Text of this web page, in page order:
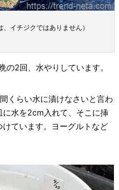
イチジクではありません）
の2回、水やりしています。
くらい水に漬けなさいと言わ
水を2cm入れて、そこに挿
ています。ヨーグルトなど